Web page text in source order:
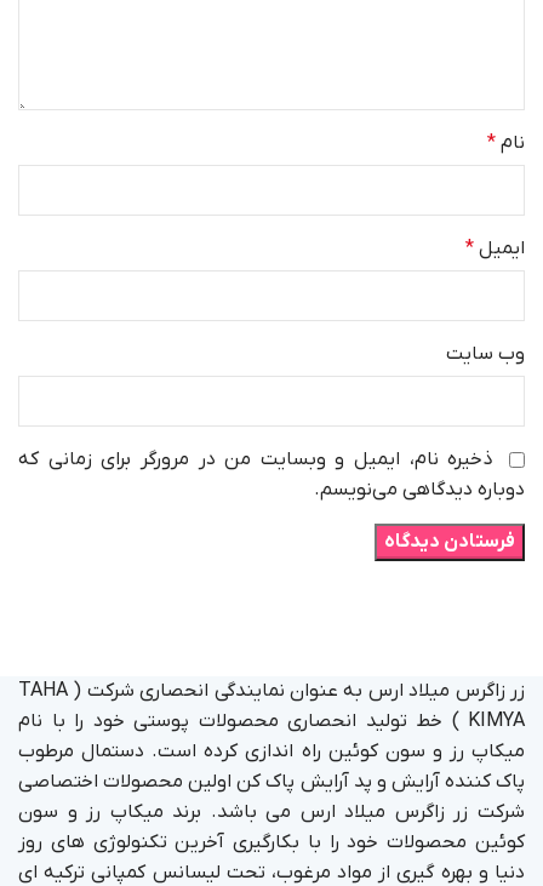
نام *
ایمیل *
وب‌ سایت
ذخیره نام، ایمیل و وبسایت من در مرورگر برای زمانی که
دوباره دیدگاهی می‌نویسم.
زر زاگرس میلاد ارس به عنوان نمایندگی انحصاری شرکت ( TAHA
KIMYA ) خط تولید انحصاری محصولات پوستی خود را با نام
میکاپ رز و سون کوئین راه اندازی کرده است. دستمال مرطوب
پاک کننده آرایش و پد آرایش پاک کن اولین محصولات اختصاصی
شرکت زر زاگرس میلاد ارس می باشد. برند میکاپ رز و سون
کوئین محصولات خود را با بکارگیری آخرین تکنولوژی های روز
دنیا و بهره گیری از مواد مرغوب، تحت لیسانس کمپانی ترکیه ای